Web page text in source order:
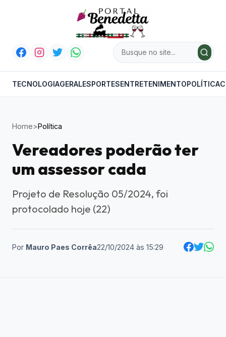
TECNOLOGIAGERALESPORTESENTRETENIMENTOPOLÍTICA
Home>Política
Vereadores poderão ter
um assessor cada
Projeto de Resolução 05/2024, foi
protocolado hoje (22)
Por Mauro Paes Corrêa22/10/2024 às 15:29